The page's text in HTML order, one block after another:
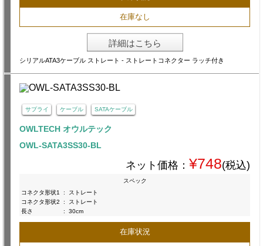
在庫なし
詳細はこちら
シリアルATA3ケーブル ストレート - ストレートコネクター ラッチ付き
サプライ ケーブル SATAケーブル
OWLTECH オウルテック
OWL-SATA3SS30-BL
ネット価格： ¥748(税込)
スペック
コネクタ形状1
:
ストレート
コネクタ形状2
:
ストレート
長さ
: 30cm
在庫状況